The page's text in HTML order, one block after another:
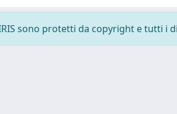
sono protetti da copyright e tutti i